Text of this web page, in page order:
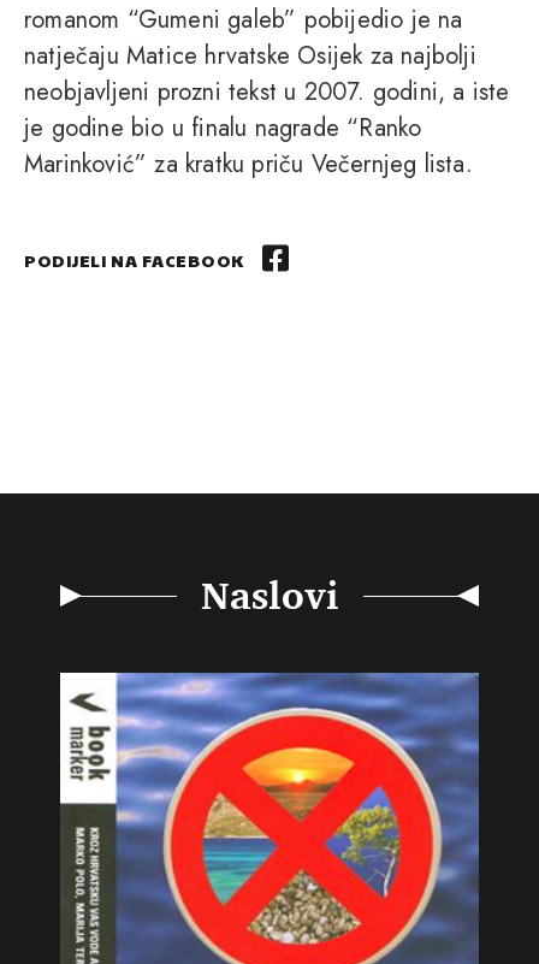
romanom “Gumeni galeb” pobijedio je na
natječaju Matice hrvatske Osijek za najbolji
neobjavljeni prozni tekst u 2007. godini, a iste
je godine bio u finalu nagrade “Ranko
Marinković” za kratku priču Večernjeg lista.
PODIJELI NA FACEBOOK
Naslovi